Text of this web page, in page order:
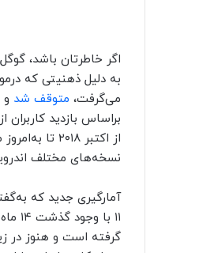
اگر خاطرتان باشد،
به دلیل ذهنیتی که
می‌گرفت، متوقف شد و
براساس بازدید
از اکتبر
نسخه‌های مختلف